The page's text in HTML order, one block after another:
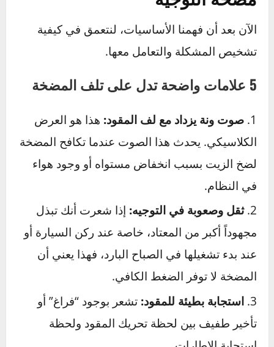
استبدال المضخة وحدها له تكلفة معقولة، لكن
إضافة تكلفة استبدال علبة التوجيه والخراطيم
وتنظيف النظام بالكامل يمكن أن يضاعف الفاتورة
ثلاث أو أربع مرات.
دليلك لتشخيص وإصلاح مشاكل
مضخة التوجيه
الآن بعد أن فهمنا الأساسيات، لنتعمق في كيفية
تشخيص المشكلة والتعامل معها.
صوت ونة يزداد مع لف المقود:
الكلاسيكي. يحدث هذا الصوت عندما تكافح المضخة
لضخ الزيت بسبب انخفاض مستواه أو وجود هواء
في النظام.